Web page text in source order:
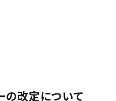
の改定について